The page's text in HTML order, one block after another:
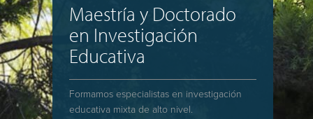
Maestría y Doctorado
en Investigación
Educativa
Formamos especialistas en investigación
educativa mixta de alto nivel.